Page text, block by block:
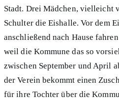
Stadt. Drei Mädchen, vielleicht
Schulter die Eishalle. Vor dem
anschließend nach Hause
weil die Kommune das so
zwischen September und April
der Verein bekommt einen
für ihre Tochter über die